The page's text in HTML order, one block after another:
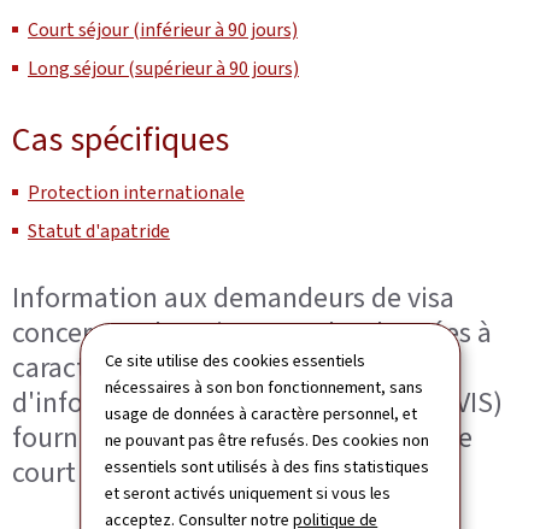
Ce site utilise des cookies essentiels
nécessaires à son bon fonctionnement, sans
usage de données à caractère personnel, et
ne pouvant pas être refusés. Des cookies non
essentiels sont utilisés à des fins statistiques
et seront activés uniquement si vous les
acceptez. Consulter notrepolitique de
Court séjour (inférieur à 90 jours)
Long séjour (supérieur à 90 jours)
Cas spécifiques
Protection internationale
Statut d'apatride
Information aux demandeurs de visa
concernant le traitement des données à
caractère personnel dans le Système
d'information sur les visas (Système VIS)
fournies lors de la demande de visa de
court séjour